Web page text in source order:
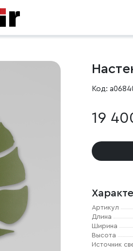
Код:
19
Артикул
Длина
Ширина
Высота
Источник